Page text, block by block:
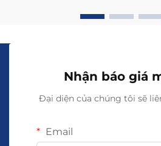
Nhận báo giá
Đại diện của chúng tôi sẽ
Email